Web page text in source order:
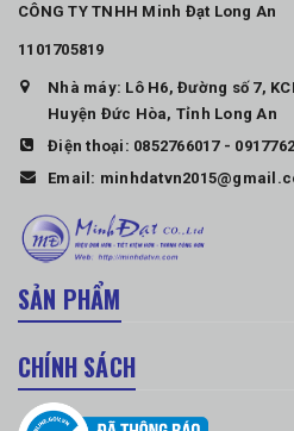
CÔNG TY TNHH Minh Đạt Long An
1101705819
Nhà máy: Lô H6, Đường số 7,
Huyện Đức Hòa, Tỉnh Long An
Điện thoại: 0852766017-
Email:
SẢN PHẨM
CHÍNH SÁCH